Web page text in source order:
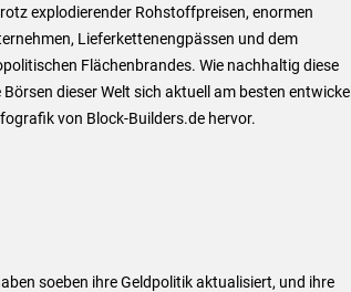
explodierender Rohstoffpreisen, enormen
Lieferkettenengpässen und dem
Flächenbrandes. Wie nachhaltig diese
dieser Welt sich aktuell am besten
von Block-Builders.de hervor.
soeben ihre Geldpolitik aktualisiert, und ihre